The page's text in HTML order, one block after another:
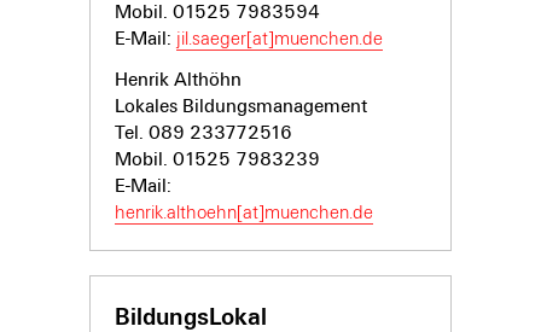
Mobil. 01525 7983594
E-Mail: jil.saeger[at]muenchen.de
Henrik Althöhn
Lokales Bildungsmanagement
Tel. 089 233772516
Mobil. 01525 7983239
E-Mail:
henrik.althoehn[at]muenchen.de
BildungsLokal